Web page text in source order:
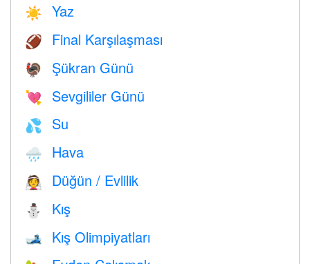
☀️ Yaz
🏈 Final Karşılaşması
🦃 Şükran Günü
💘 Sevgililer Günü
💦 Su
🌧 Hava
👰 Düğün / Evlilik
⛄ Kış
🎿 Kış Olimpiyatları